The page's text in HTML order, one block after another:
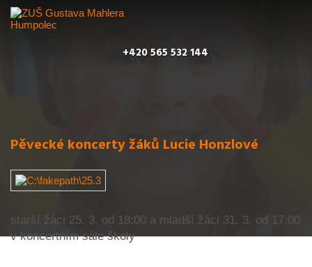
+420 565 532 144
Pěvecké koncerty žáků Lucie Honzlové
starší žáci 25. 3. od 18:00 a mladší žáci 31. 3. od 17:00
v koncertním sále školy